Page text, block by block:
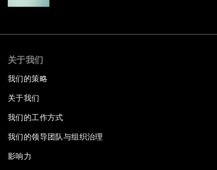
关于我们
我们的策略
关于我们
我们的工作方式
我们的领导团队与组织治理
影响力